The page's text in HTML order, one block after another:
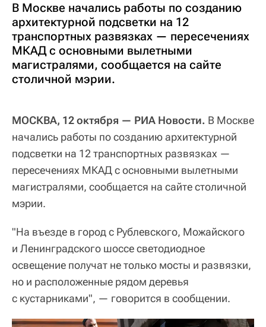
В Москве начались работы по созданию
архитектурной подсветки на 12
транспортных развязках — пересечениях
МКАД с основными вылетными
магистралями, сообщается на сайте
столичной мэрии.
МОСКВА, 12 октября — РИА Новости. В Москве
начались работы по созданию архитектурной
подсветки на 12 транспортных развязках —
пересечениях МКАД с основными вылетными
магистралями, сообщается на сайте столичной
мэрии.
"На въезде в город с Рублевского, Можайского
и Ленинградского шоссе светодиодное
освещение получат не только мосты и развязки,
но и расположенные рядом деревья
с кустарниками", — говорится в сообщении.